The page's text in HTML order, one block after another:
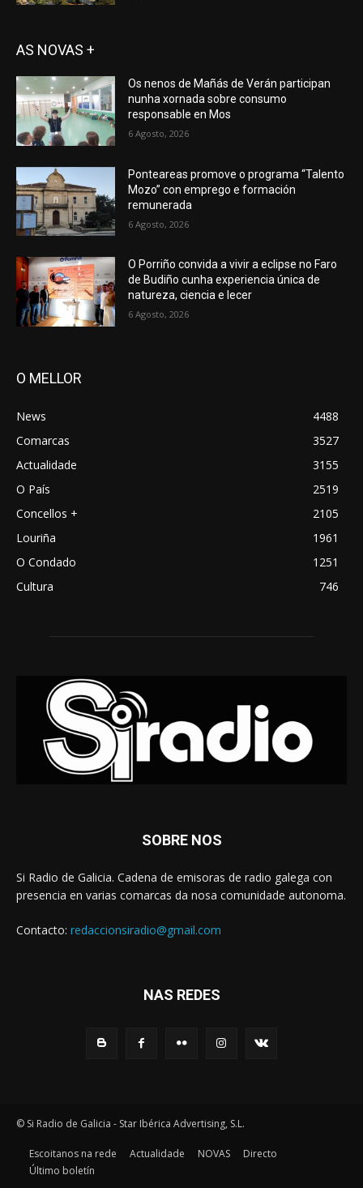
AS NOVAS +
Os nenos de Mañás de Verán participan
nunha xornada sobre consumo
responsable en Mos
6 Agosto, 2026
Ponteareas promove o programa “Talento
Mozo” con emprego e formación
remunerada
6 Agosto, 2026
O Porriño convida a vivir a eclipse no Faro
de Budiño cunha experiencia única de
natureza, ciencia e lecer
6 Agosto, 2026
O MELLOR
News
4488
Comarcas
3527
Actualidade
3155
O País
2519
Concellos +
2105
Louriña
1961
O Condado
1251
Cultura
746
SOBRE NOS
Si Radio de Galicia. Cadena de emisoras de radio galega con
presencia en varias comarcas da nosa comunidade autonoma.
Contacto: redaccionsiradio@gmail.com
NAS REDES
© Si Radio de Galicia - Star Ibérica Advertising, S.L.
Escoitanos na rede Actualidade NOVAS
Directo
Último boletín